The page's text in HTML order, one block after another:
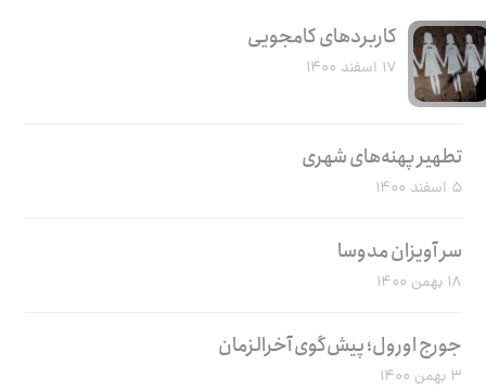
کاربرد‌های کامجویی
۱۷ اسفند ۱۴۰۰
تطهیر پهنه‌های شهری
۵ اسفند ۱۴۰۰
سر آویزان مدوسا
۱۸ بهمن ۱۴۰۰
جورج اورول؛ پیش‌گوی آخرالزمان
۳ بهمن ۱۴۰۰